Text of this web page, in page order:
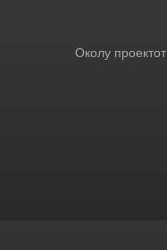
Околу проектот